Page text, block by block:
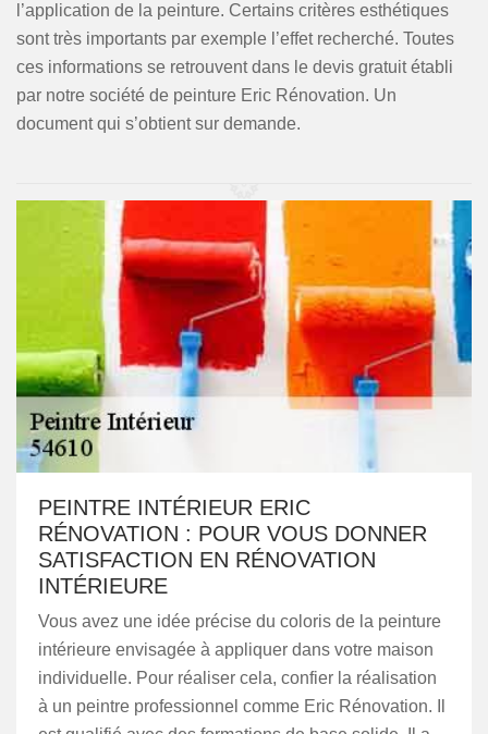
l’application de la peinture. Certains critères esthétiques
sont très importants par exemple l’effet recherché. Toutes
ces informations se retrouvent dans le devis gratuit établi
par notre société de peinture Eric Rénovation. Un
document qui s’obtient sur demande.
PEINTRE INTÉRIEUR ERIC
RÉNOVATION : POUR VOUS DONNER
SATISFACTION EN RÉNOVATION
INTÉRIEURE
Vous avez une idée précise du coloris de la peinture
intérieure envisagée à appliquer dans votre maison
individuelle. Pour réaliser cela, confier la réalisation
à un peintre professionnel comme Eric Rénovation. Il